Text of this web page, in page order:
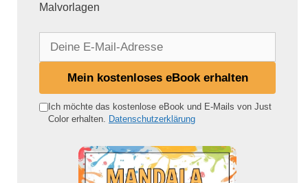
Malvorlagen
e
Mein kostenloses eBook erhalten
Ich möchte das kostenlose eBook und E-Mails von Just
Color erhalten. Datenschutzerklärung